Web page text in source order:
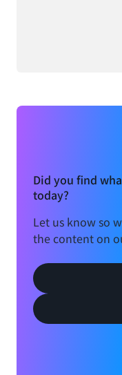
Did you find
today?
Let us know so
the content on